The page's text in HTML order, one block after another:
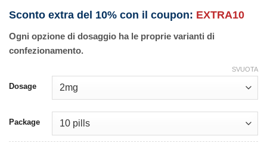
Sconto extra del 10% con il coupon: EXTRA10
Ogni opzione di dosaggio ha le proprie varianti di
confezionamento.
Dosage
Package
SVUOTA